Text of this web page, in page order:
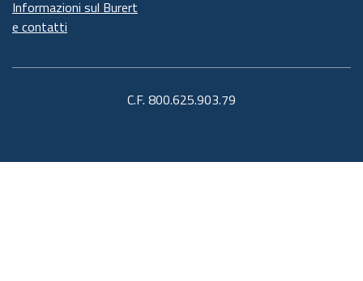
Informazioni sul Burert
e contatti
C.F. 800.625.903.79